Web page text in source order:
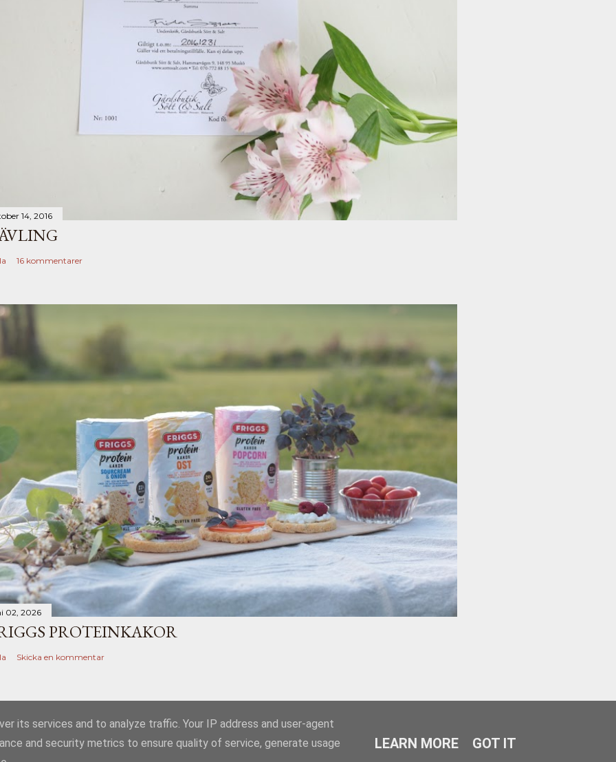
14, 2016
16 kommentarer
02, 2026
PROTEINKAKOR
Skicka en kommentar
Använder Blogger
its services and to analyze traffic. Your IP address and user-agent
and security metrics to ensure quality of service, generate usage
LEARN MORE GOT IT